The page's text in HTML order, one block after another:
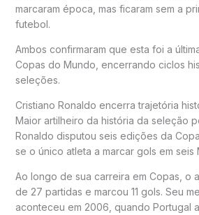
marcaram época, mas ficaram sem a
futebol.
Ambos confirmaram que esta foi a
Copas do Mundo, encerrando ciclos
seleções.
Cristiano Ronaldo encerra trajetória
Maior artilheiro da história da seleção
Ronaldo disputou seis edições da
se o único atleta a marcar gols em seis
Ao longo de sua carreira em Copas, o
de 27 partidas e marcou 11 gols. Seu
aconteceu em 2006, quando Portugal